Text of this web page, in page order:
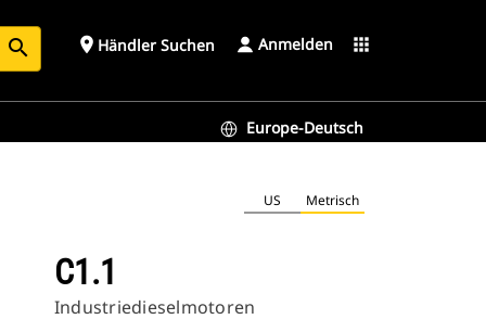
search place Händler Suchen Anmelden apps
Europe-Deutsch
US Metrisch
C1.1
Industriedieselmotoren